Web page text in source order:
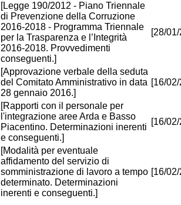
[Legge 190/2012 - Piano Triennale
di Prevenzione della Corruzione
2016-2018 - Programma Triennale
per la Trasparenza e l’Integrità
2016-2018. Provvedimenti
conseguenti.]
[28/
[Approvazione verbale della seduta
del Comitato Amministrativo in data
28 gennaio 2016.]
[16/
[Rapporti con il personale per
l'integrazione aree Arda e Basso
Piacentino. Determinazioni inerenti
e conseguenti.]
[16/
[Modalità per eventuale
affidamento del servizio di
somministrazione di lavoro a tempo
determinato. Determinazioni
inerenti e conseguenti.]
[16/